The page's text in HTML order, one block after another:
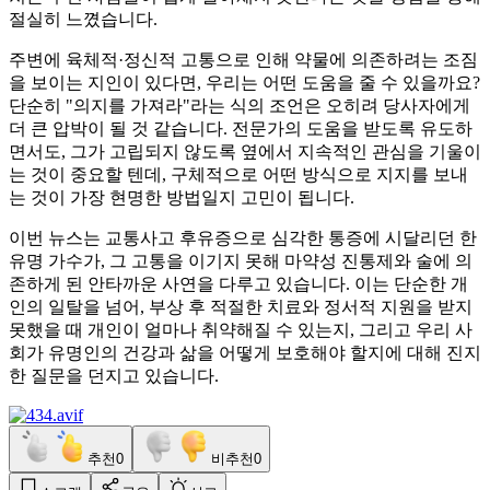
절실히 느꼈습니다.
주변에 육체적·정신적 고통으로 인해 약물에 의존하려는 조짐
을 보이는 지인이 있다면, 우리는 어떤 도움을 줄 수 있을까요?
단순히 "의지를 가져라"라는 식의 조언은 오히려 당사자에게
더 큰 압박이 될 것 같습니다. 전문가의 도움을 받도록 유도하
면서도, 그가 고립되지 않도록 옆에서 지속적인 관심을 기울이
는 것이 중요할 텐데, 구체적으로 어떤 방식으로 지지를 보내
는 것이 가장 현명한 방법일지 고민이 됩니다.
이번 뉴스는 교통사고 후유증으로 심각한 통증에 시달리던 한
유명 가수가, 그 고통을 이기지 못해 마약성 진통제와 술에 의
존하게 된 안타까운 사연을 다루고 있습니다. 이는 단순한 개
인의 일탈을 넘어, 부상 후 적절한 치료와 정서적 지원을 받지
못했을 때 개인이 얼마나 취약해질 수 있는지, 그리고 우리 사
회가 유명인의 건강과 삶을 어떻게 보호해야 할지에 대해 진지
한 질문을 던지고 있습니다.
추천0 비추천0